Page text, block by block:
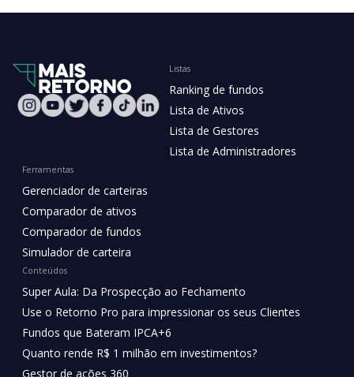
Listas
Ranking de fundos
Lista de Ativos
Lista de Gestores
Lista de Administradores
Ferramentas
Gerenciador de carteiras
Comparador de ativos
Comparador de fundos
Simulador de carteira
Conteúdos
Super Aula: Da Prospecção ao Fechamento
Use o Retorno Pro para impressionar os seus Clientes
Fundos que Bateram IPCA+6
Quanto rende R$ 1 milhão em investimentos?
Gestor de ações 360